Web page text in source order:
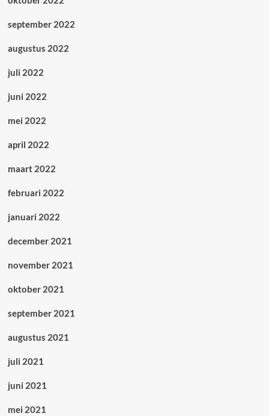
september 2022
augustus 2022
juli 2022
juni 2022
mei 2022
april 2022
maart 2022
februari 2022
januari 2022
december 2021
november 2021
oktober 2021
september 2021
augustus 2021
juli 2021
juni 2021
mei 2021